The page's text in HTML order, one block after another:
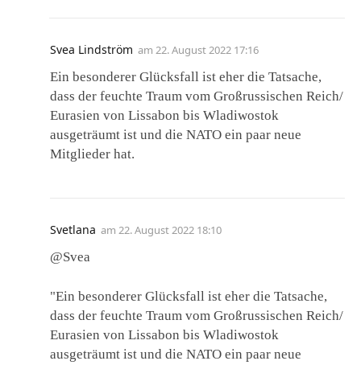
Svea Lindström am 22. August 2022 17:16
Ein besonderer Glücksfall ist eher die Tatsache,
dass der feuchte Traum vom Großrussischen Reich/
Eurasien von Lissabon bis Wladiwostok
ausgeträumt ist und die NATO ein paar neue
Mitglieder hat.
Svetlana am 22. August 2022 18:10
@Svea
"Ein besonderer Glücksfall ist eher die Tatsache,
dass der feuchte Traum vom Großrussischen Reich/
Eurasien von Lissabon bis Wladiwostok
ausgeträumt ist und die NATO ein paar neue